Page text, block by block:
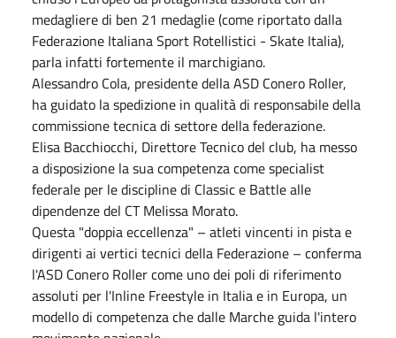
medagliere di ben 21 medaglie (come riportato dalla
Federazione Italiana Sport Rotellistici - Skate Italia),
parla infatti fortemente il marchigiano.
Alessandro Cola, presidente della ASD Conero Roller,
ha guidato la spedizione in qualità di responsabile della
commissione tecnica di settore della federazione.
Elisa Bacchiocchi, Direttore Tecnico del club, ha messo
a disposizione la sua competenza come specialist
federale per le discipline di Classic e Battle alle
dipendenze del CT Melissa Morato.
Questa "doppia eccellenza" – atleti vincenti in pista e
dirigenti ai vertici tecnici della Federazione – conferma
l'ASD Conero Roller come uno dei poli di riferimento
assoluti per l'Inline Freestyle in Italia e in Europa, un
modello di competenza che dalle Marche guida l'intero